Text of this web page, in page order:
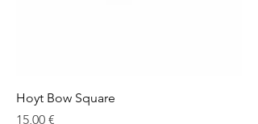
Hoyt Bow Square
Hinta
15,00 €